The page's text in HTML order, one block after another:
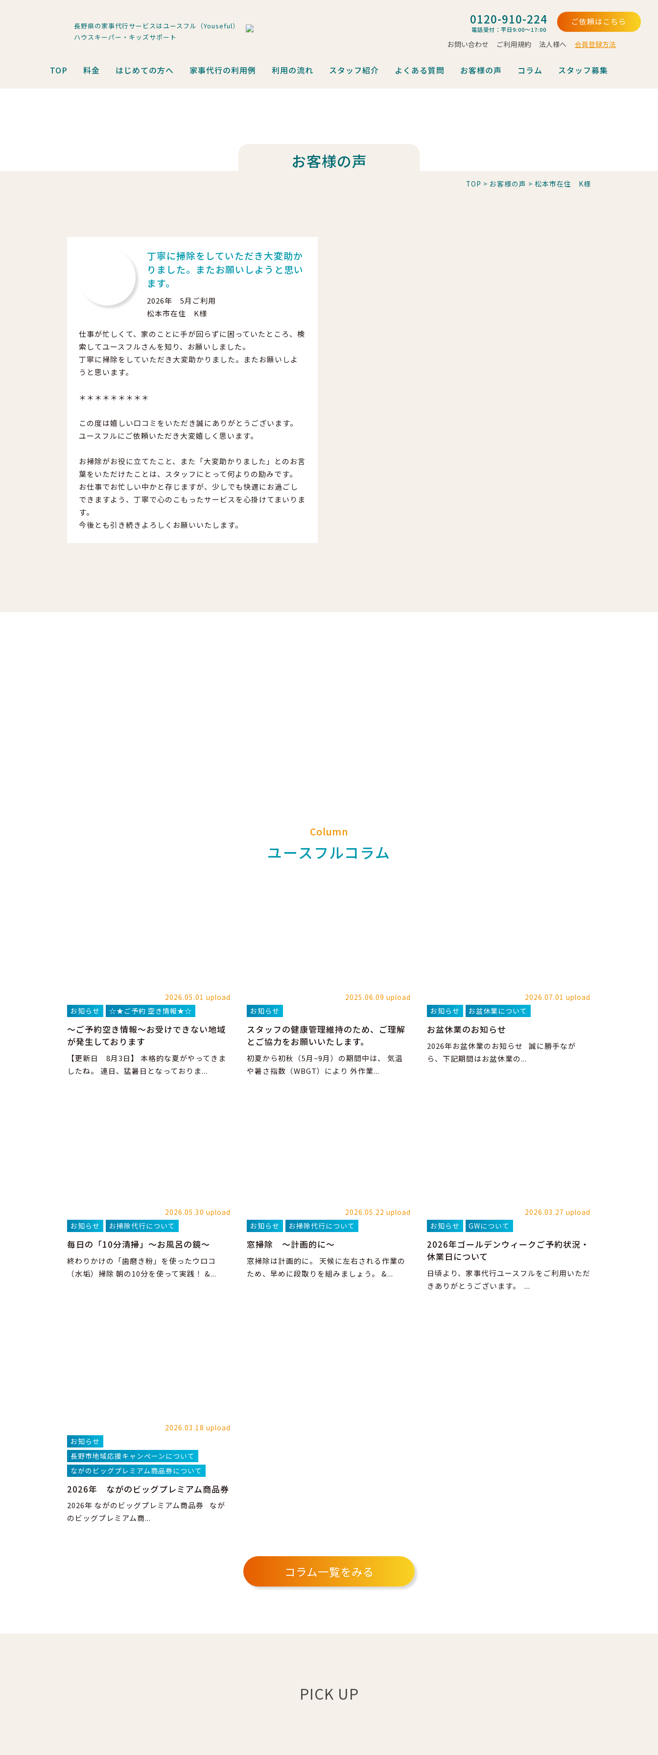
長野県の家事代行サービスはユースフル（Youseful）
ハウスキーパー・キッズサポート
0120-910-224
電話受付：平日9:00～17:00
ご依頼はこちら
お問い合わせ ご利用規約 法人様へ 会員登録方法
TOP 料金 はじめての方へ 家事代行の利用例 利用の流れ スタッフ紹介 よくある質問 お客様の声 コラム スタッフ募集
お客様の声
TOP > お客様の声 > 松本市在住 K様
丁寧に掃除をしていただき大変助か
りました。またお願いしようと思い
ます。
2026年 5月ご利用
松本市在住 K様
仕事が忙しくて、家のことに手が回らずに困っていたところ、検
索してユースフルさんを知り、お願いしました。
丁寧に掃除をしていただき大変助かりました。またお願いしよ
うと思います。
＊＊＊＊＊＊＊＊＊
この度は嬉しい口コミをいただき誠にありがとうございます。
ユースフルにご依頼いただき大変嬉しく思います。
お掃除がお役に立てたこと、また「大変助かりました」とのお言
葉をいただけたことは、スタッフにとって何よりの励みです。
お仕事でお忙しい中かと存じますが、少しでも快適にお過ごし
できますよう、丁寧で心のこもったサービスを心掛けてまいりま
す。
今後とも引き続きよろしくお願いいたします。
Column
ユースフルコラム
2026.05.01 upload
お知らせ
☆★ご予約 空き情報★☆
～ご予約空き情報～お受けできない地域
が発生しております
【更新日 8月3日】 本格的な夏がやってきま
したね。 連日、猛暑日となっておりま...
2025.06.09 upload
お知らせ
スタッフの健康管理維持のため、ご理解
とご協力をお願いいたします。
初夏から初秋（5月~9月）の期間中は、 気温
や暑さ指数（WBGT）により 外作業...
2026.07.01 upload
お知らせ
お盆休業について
お盆休業のお知らせ
2026年お盆休業のお知らせ 誠に勝手なが
ら、下記期間はお盆休業の...
2026.05.30 upload
お知らせ
お掃除代行について
毎日の「10分清掃」～お風呂の鏡～
終わりかけの「歯磨き粉」を使ったウロコ
（水垢）掃除 朝の10分を使って実践！ &...
2026.05.22 upload
お知らせ
お掃除代行について
窓掃除 ～計画的に～
窓掃除は計画的に。 天候に左右される作業の
ため、早めに段取りを組みましょう。 &...
2026.03.27 upload
お知らせ
GWについて
2026年ゴールデンウィークご予約状況・
休業日について
日頃より、家事代行ユースフルをご利用いただ
きありがとうございます。 ...
2026.03.18 upload
お知らせ
長野市地域応援キャンペーンについて
ながのビッグプレミアム商品券について
2026年 ながのビッグプレミアム商品券
2026年 ながのビッグプレミアム商品券 なが
のビッグプレミアム商...
コラム一覧をみる
PICK UP